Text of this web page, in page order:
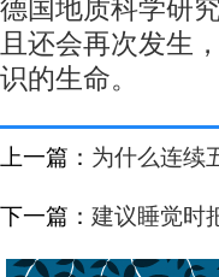
德国地质科学研
且还会再次发生
识的生命。
上一篇： 为什么连续
下一篇： 建议睡觉时